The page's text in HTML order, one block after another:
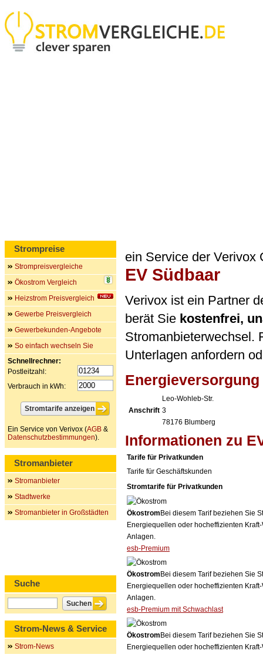
ein Service der Verivox
EV Südbaar
Verivox ist ein Partner
berät Sie kostenfrei,
Stromanbieterwechsel.
Unterlagen anfordern
Energieversorgung
Anschrift
Leo-Wohleb-Str.
3
78176 Blumberg
Informationen zu
Tarife für Privatkunden
Tarife für Geschäftskunden
Stromtarife für Privatkunden
Ökostrom Bei diesem Tarif beziehen Sie
Energiequellen oder hocheffizienten
Anlagen.
esb-Premium
Ökostrom Bei diesem Tarif beziehen Sie
Energiequellen oder hocheffizienten
Anlagen.
esb-Premium mit Schwachlast
Ökostrom Bei diesem Tarif beziehen Sie
Energiequellen oder hocheffizienten
Strompreise
Strompreisvergleiche
Ökostrom Vergleich
Heizstrom Preisvergleich
Gewerbe Preisvergleich
Gewerbekunden-Angebote
So einfach wechseln Sie
Schnellrechner:
Postleitzahl:
Verbrauch in kWh:
Ein Service von Verivox (AGB &
Datenschutzbestimmungen).
Stromanbieter
Stromanbieter
Stadtwerke
Stromanbieter in Großstädten
Suche
Strom-News & Service
Strom-News